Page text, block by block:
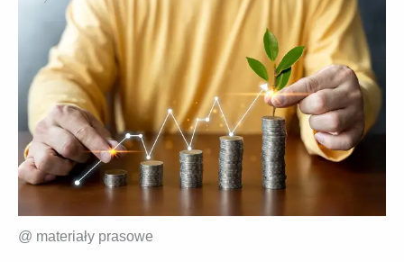
@ materiały prasowe